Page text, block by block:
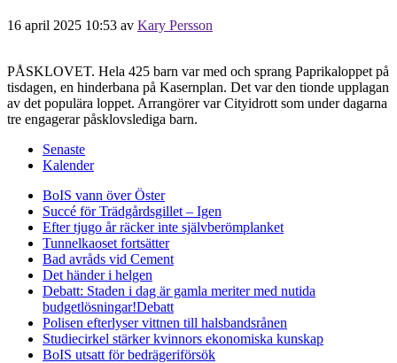
16 april 2025 10:53 av Kary Persson
PÅSKLOVET. Hela 425 barn var med och sprang Paprikaloppet på
tisdagen, en hinderbana på Kasernplan. Det var den tionde upplagan
av det populära loppet. Arrangörer var Cityidrott som under dagarna
tre engagerar påsklovslediga barn.
Senaste
Kalender
BoIS vann över Öster
Succé för Trädgårdsgillet – Igen
Efter tjugo år räcker inte självberömplanket
Tunnelkaoset fortsätter
Bad avråds vid Cement
Det händer i helgen
Debatt: Staden i dag är gamla meriter med nutida
budgetlösningar!Debatt
Polisen efterlyser vittnen till halsbandsrånen
Studiecirkel stärker kvinnors ekonomiska kunskap
BoIS utsatt för bedrägeriförsök